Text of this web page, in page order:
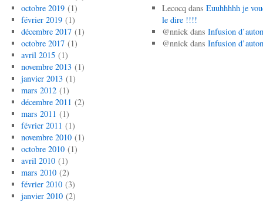
octobre 2019(1)
février 2019(1)
décembre 2017(1)
octobre 2017(1)
avril 2015(1)
novembre 2013(1)
janvier 2013(1)
mars 2012(1)
décembre 2011 (2)
mars 2011 (1)
février 2011 (1)
novembre 2010(1)
octobre 2010(1)
avril 2010(1)
mars 2010(2)
février 2010(3)
janvier 2010(2)
Lecocq dans Euuhhhhh je
le dire !!!!
@nnickdans Infusion
@nnickdans Infusion